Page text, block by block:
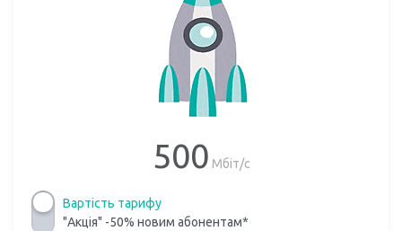
500 Мбіт/с
Вартість тарифу
"Акція" -50% новим абонентам*